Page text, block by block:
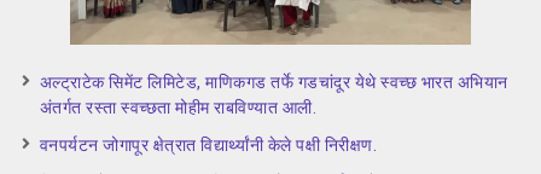
अल्ट्राटेक सिमेंट लिमिटेड, माणिकगड तर्फे गडचांदूर येथे स्वच्छ भारत अभियान
अंतर्गत रस्ता स्वच्छता मोहीम राबविण्यात आली.
वनपर्यटन जोगापूर क्षेत्रात विद्यार्थ्यांनी केले पक्षी निरीक्षण.